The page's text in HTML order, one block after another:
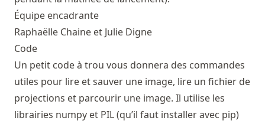
Équipe encadrante
Raphaëlle Chaine et Julie Digne
Code
Un petit code à trou vous donnera des commandes
utiles pour lire et sauver une image, lire un fichier de
projections et parcourir une image. Il utilise les
librairies numpy et PIL (qu’il faut installer avec pip)